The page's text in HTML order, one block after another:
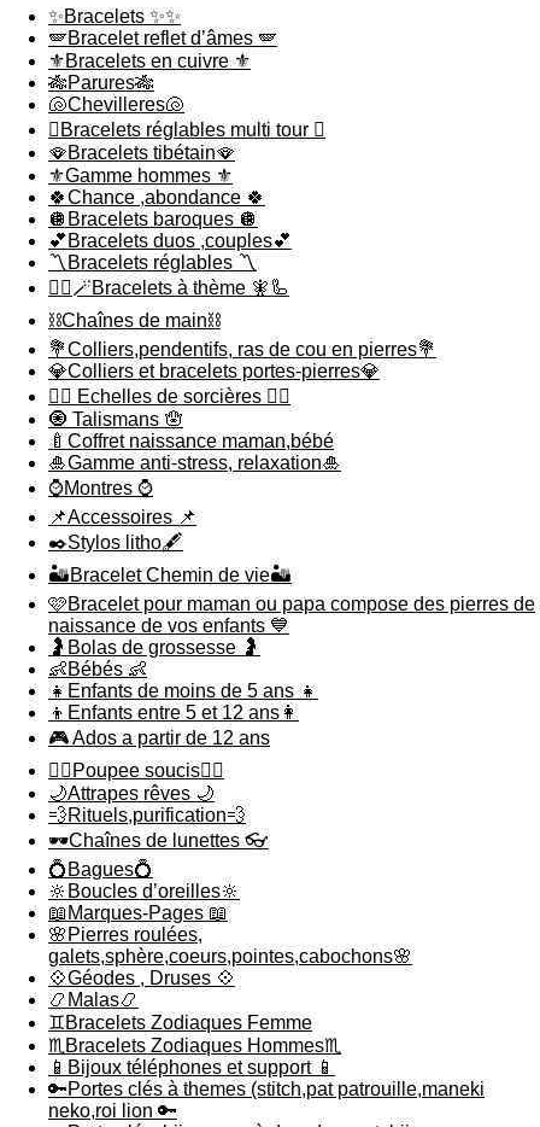
✨Bracelets ✨✨
🪽Bracelet reflet d’âmes 🪽
⚜️Bracelets en cuivre ⚜️
🎋Parures🎋
🐚Chevilleres🐚
🪎Bracelets réglables multi tour 🪎
🪭Bracelets tibétain🪭
⚜️Gamme hommes ⚜️
🍀Chance ,abondance 🍀
🪩Bracelets baroques 🪩
💕Bracelets duos ,couples💕
〽️Bracelets réglables 〽️
🧞‍♂️🪄Bracelets à thème 🧚🦾
⛓️Chaînes de main⛓️
💐Colliers,pendentifs, ras de cou en pierres💐
💎Colliers et bracelets portes-pierres💎
🧙‍♀️ Echelles de sorcières 🧙‍♀️
🧿 Talismans 🪬
🍼Coffret naissance maman,bébé
🎍Gamme anti-stress, relaxation🎍
⌚️Montres ⌚️
📌Accessoires 📌
✒️Stylos litho🖋️
🏜️Bracelet Chemin de vie🏜️
🩷Bracelet pour maman ou papa compose des pierres de
naissance de vos enfants 💙
🤰Bolas de grossesse 🤰
👶Bébés 👶
👧Enfants de moins de 5 ans 👧
👦Enfants entre 5 et 12 ans👩
🎮 Ados a partir de 12 ans
🙇‍♂️Poupee soucis🙇‍♀️
🌙Attrapes rêves 🌙
💨Rituels,purification💨
🕶️Chaînes de lunettes 👓
💍Bagues💍
🔆Boucles d’oreilles🔆
📖Marques-Pages 📖
🌸Pierres roulées,
galets,sphère,coeurs,pointes,cabochons🌸
💠Géodes , Druses 💠
📿Malas📿
♊️Bracelets Zodiaques Femme
♏️Bracelets Zodiaques Hommes♏️
📱Bijoux téléphones et support 📱
🔑Portes clés à themes (stitch,pat patrouille,maneki
neko,roi lion 🔑